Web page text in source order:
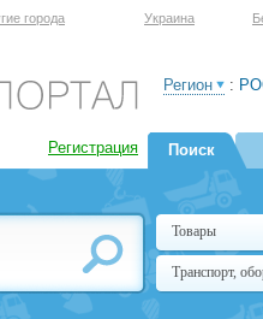
города Украина
Регистрация
Регион :
Поиск
Товары
Транспорт,